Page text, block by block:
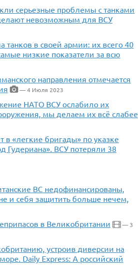
серьезные проблемы с танками
невозможным для ВСУ
танков в своей армии: их всего 40
низкие показатели за всю
направления отмечается
— 4 Июля 2023
НАТО ВСУ ослабило их
мы делаем их всё слабее
в «легкие бригады» по указке
Гудериана». ВСУ потеряли 38
ВС недофинансированы,
и себя защитить больше нечем,
в Великобритании
— 3
устроив диверсии на
Daily Express: А российский